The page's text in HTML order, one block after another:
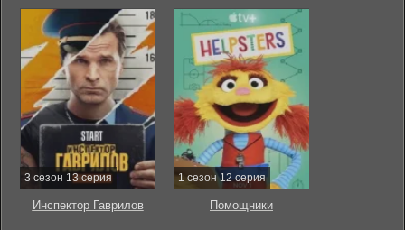
3 сезон 13 серия
Инспектор Гаврилов
1 сезон 12 серия
Помощники